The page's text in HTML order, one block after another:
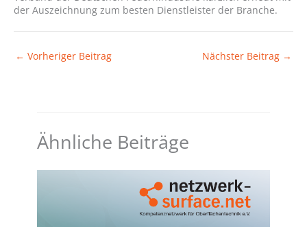
der Auszeichnung zum besten Dienstleister der Branche.
← Vorheriger Beitrag Nächster Beitrag →
Ähnliche Beiträge